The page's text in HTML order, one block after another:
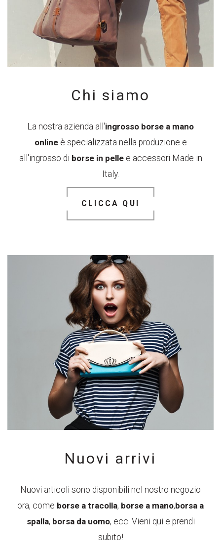
Chi siamo
La nostra azienda all'ingrosso borse a mano
onlineè specializzata nella produzione e
all'ingrosso di borse in pelle e accessori Made in
Italy.
CLICCA QUI
Nuovi arrivi
Nuovi articoli sono disponibili nel nostro negozio
ora, come borse a tracolla, borse a mano,borsa a
spalla, borsa da uomo, ecc. Vieni qui e prendi
subito!